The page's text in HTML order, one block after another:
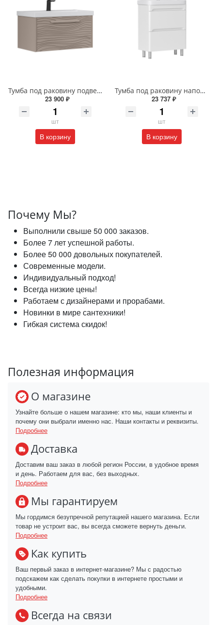
Тумба под раковину подвесная EQUIL Глеам 80.1Я/Gleam 80.1Y амарок/дуб вотан tpGLEAM80.1Y-25
23 900 ₽
шт
В корзину
Тумба под раковину напольная EQUIL Найс 60 см tnNICE60.2Y-05 белая
23 737 ₽
шт
В корзину
Почему Мы?
Выполнили свыше 50 000 заказов.
Более 7 лет успешной работы.
Более 50 000 довольных покупателей.
Современные модели.
Индивидуальный подход!
Всегда низкие цены!
Работаем с дизайнерами и прорабами.
Новинки в мире сантехники!
Гибкая система скидок!
Полезная информация
О магазине
Узнайте больше о нашем магазине: кто мы, наши клиенты и
почему они выбрали именно нас. Наши контакты и реквизиты.
Подробнее
Доставка
Доставим ваш заказ в любой регион России, в удобное время
и день. Работаем для вас, без выходных.
Подробнее
Мы гарантируем
Мы гордимся безупречной репутацией нашего магазина. Если
товар не устроит вас, вы всегда сможете вернуть деньги.
Подробнее
Как купить
Ваш первый заказ в интернет-магазине? Мы с радостью
подскажем как сделать покупки в интернете простыми и
удобными.
Подробнее
Всегда на связи